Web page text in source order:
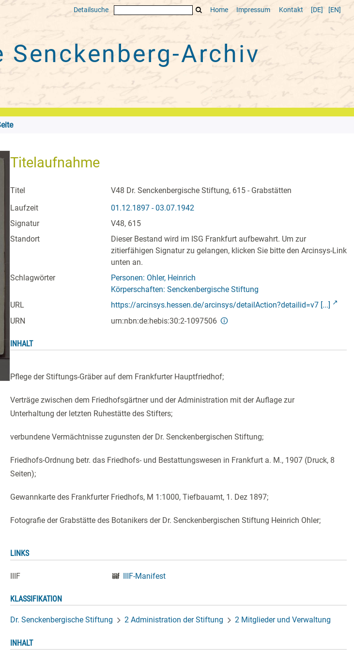
Detailsuche Home Impressum Kontakt [DE] [EN]
Senckenberg-Archiv
Titelaufnahme
Titel
V48 Dr. Senckenbergische Stiftung, 615 - Grabstätten
Laufzeit
01.12.1897 - 03.07.1942
Signatur
V48, 615
Standort
Dieser Bestand wird im ISG Frankfurt aufbewahrt. Um zur
zitierfähigen Signatur zu gelangen, klicken Sie bitte den Arcinsys-Link
unten an.
Schlagwörter
Personen: Ohler, Heinrich
Körperschaften: Senckenbergische Stiftung
URL
https://arcinsys.hessen.de/arcinsys/detailAction?detailid=v7 [...]
URN
urn:nbn:de:hebis:30:2-1097506
INHALT
Pflege der Stiftungs-Gräber auf dem Frankfurter Hauptfriedhof;
Verträge zwischen dem Friedhofsgärtner und der Administration mit der Auflage zur
Unterhaltung der letzten Ruhestätte des Stifters;
verbundene Vermächtnisse zugunsten der Dr. Senckenbergischen Stiftung;
Friedhofs-Ordnung betr. das Friedhofs- und Bestattungswesen in Frankfurt a. M., 1907 (Druck, 8
Seiten);
Gewannkarte des Frankfurter Friedhofs, M 1:1000, Tiefbauamt, 1. Dez 1897;
Fotografie der Grabstätte des Botanikers der Dr. Senckenbergischen Stiftung Heinrich Ohler;
LINKS
IIIF IIIF-Manifest
KLASSIFIKATION
Dr. Senckenbergische Stiftung 2 Administration der Stiftung 2 Mitglieder und Verwaltung
INHALT